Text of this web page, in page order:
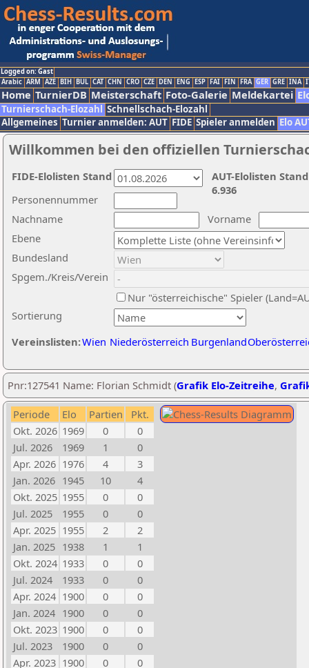
Logged on: Gast
Arabic ARM AZE BIH BUL CAT CHN CRO CZE DEN ENG ESP FAI FIN FRA GER GRE INA
Home TurnierDB Meisterschaft Foto-Galerie Meldekartei
Turnierschach-Elozahl Schnellschach-Elozahl
Allgemeines Turnier anmelden: AUT FIDE Spieler anmelden Elo
Willkommen bei den offiziellen
Nachname
Vorname
Ebene
Sortierung
Personennummer
Bundesland
Spgem./Kreis/Verein
Nur "österreichische" Spieler
Vereinslisten:Wien Niederösterreich Burgenland
AUT-Elolisten
6.936
FIDE-Elolisten Stand
Pnr:127541 Name: Florian Schmidt (Grafik Elo-Zeitreihe,
Periode Elo Partien
Pkt.
Okt. 2026 1969 0
0
Jul. 2026
1969 1
0
Apr. 2026 1976 4
3
Jan. 2026 1945 10
4
Okt. 2025 1955 0
0
Jul. 2025
1955 0
0
Apr. 2025 1955 2
2
Jan. 2025 1938 1
1
Okt. 2024 1933 0
0
Jul. 2024
1933 0
0
Apr. 2024 1900 0
0
Jan. 2024 1900 0
0
Okt. 2023 1900 0
0
Jul. 2023
1900 0
0
Apr. 2023 1900 0
0